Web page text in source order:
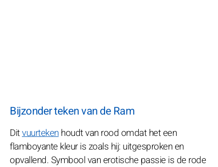
Bijzonder teken van de Ram
Ditvuurteken houdt van rood omdat het een
flamboyante kleur is zoals hij: uitgesproken en
opvallend. Symbool van erotische passie is de rode